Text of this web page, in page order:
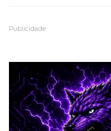
Publicidade